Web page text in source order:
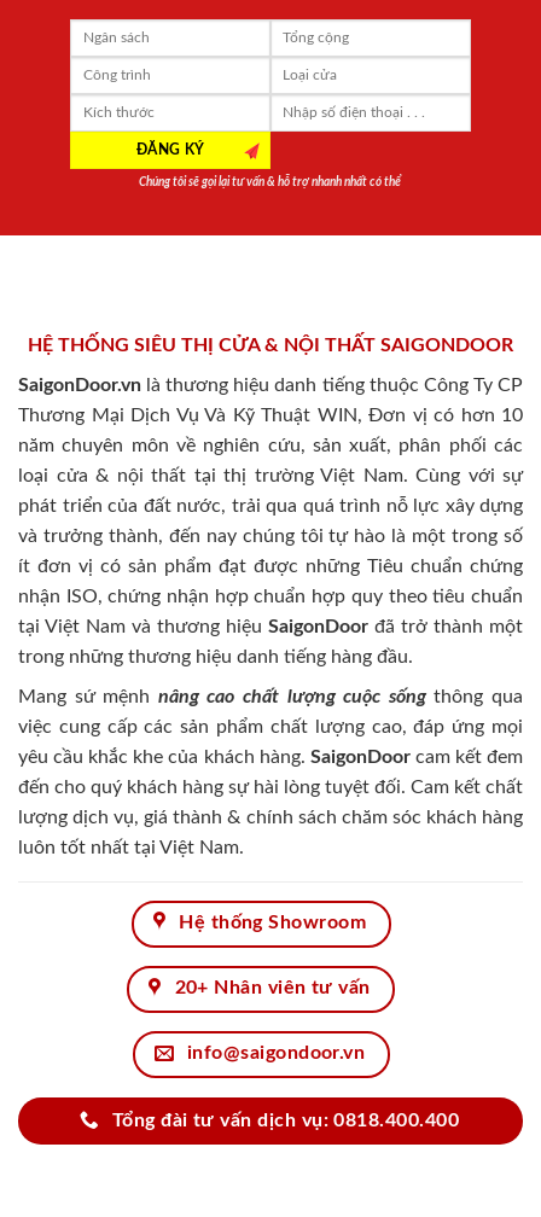
Chúng tôi sẽ gọi lại tư vấn & hỗ trợ nhanh nhất có thể
HỆ THỐNG SIÊU THỊ CỬA & NỘI THẤT SAIGONDOOR
SaigonDoor.vn là thương hiệu danh tiếng thuộc Công Ty CP
Thương Mại Dịch Vụ Và Kỹ Thuật WIN, Đơn vị có hơn 10
năm chuyên môn về nghiên cứu, sản xuất, phân phối các
loại cửa & nội thất tại thị trường Việt Nam. Cùng với sự
phát triển của đất nước, trải qua quá trình nỗ lực xây dựng
và trưởng thành, đến nay chúng tôi tự hào là một trong số
ít đơn vị có sản phẩm đạt được những Tiêu chuẩn chứng
nhận ISO, chứng nhận hợp chuẩn hợp quy theo tiêu chuẩn
tại Việt Nam và thương hiệu SaigonDoor đã trở thành một
trong những thương hiệu danh tiếng hàng đầu.
Mang sứ mệnh nâng cao chất lượng cuộc sốngthông qua
việc cung cấp các sản phẩm chất lượng cao, đáp ứng mọi
yêu cầu khắc khe của khách hàng. SaigonDoorcam kết đem
đến cho quý khách hàng sự hài lòng tuyệt đối. Cam kết chất
lượng dịch vụ, giá thành & chính sách chăm sóc khách hàng
luôn tốt nhất tại Việt Nam.
Hệ thống Showroom
20+ Nhân viên tư vấn
info@saigondoor.vn
Tổng đài tư vấn dịch vụ: 0818.400.400